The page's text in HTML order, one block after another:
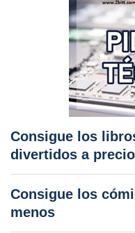
Consigue los
divertidos a
Consigue los
menos